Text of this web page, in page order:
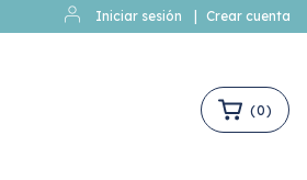
Iniciar sesión Crear cuenta
(0)